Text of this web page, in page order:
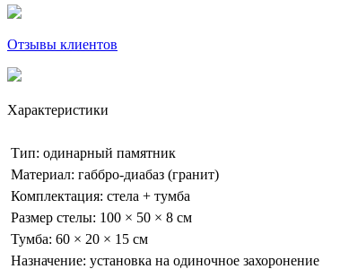
Отзывы клиентов
Характеристики
Тип: одинарный памятник
Материал: габбро-диабаз (гранит)
Комплектация: стела + тумба
Размер стелы: 100 × 50 × 8 см
Тумба: 60 × 20 × 15 см
Назначение: установка на одиночное захоронение